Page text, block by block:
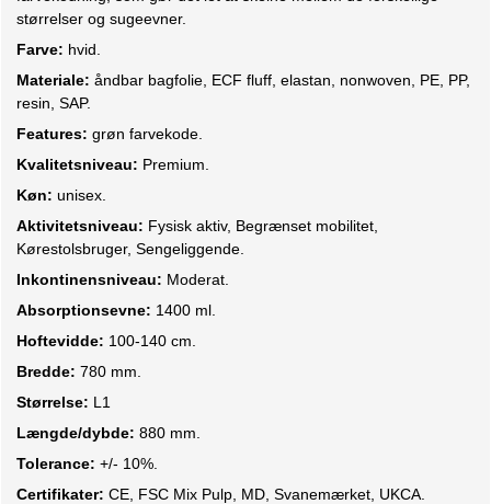
størrelser og sugeevner.
Farve: hvid.
Materiale: åndbar bagfolie, ECF fluff, elastan, nonwoven, PE, PP,
resin, SAP.
Features: grøn farvekode.
Kvalitetsniveau: Premium.
Køn: unisex.
Aktivitetsniveau: Fysisk aktiv, Begrænset mobilitet,
Kørestolsbruger, Sengeliggende.
Inkontinensniveau: Moderat.
Absorptionsevne: 1400 ml.
Hoftevidde: 100-140 cm.
Bredde: 780 mm.
Størrelse: L1
Længde/dybde: 880 mm.
Tolerance: +/- 10%.
Certifikater: CE, FSC Mix Pulp, MD, Svanemærket, UKCA.